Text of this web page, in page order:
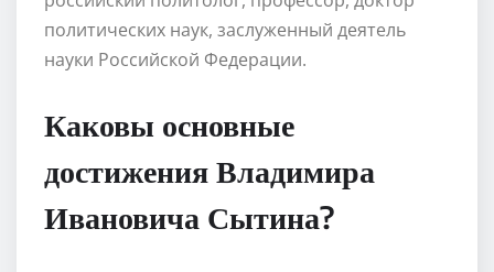
политических наук, заслуженный деятель
науки Российской Федерации.
Каковы основные
достижения Владимира
Ивановича Сытина?